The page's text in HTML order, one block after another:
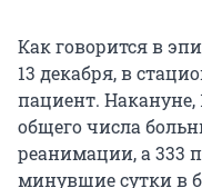
Как говорится в
13 декабря, в
пациент. Накануне,
общего числа
реанимации, а 333
минувшие сутки в